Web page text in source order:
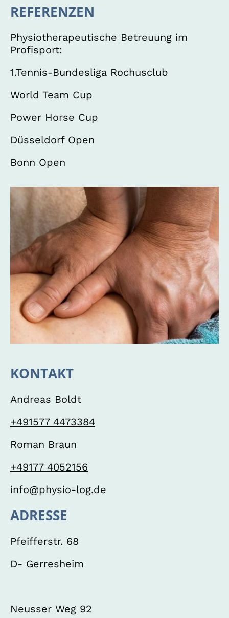
REFERENZEN
Physiotherapeutische Betreuung im
Profisport:
1.Tennis-Bundesliga Rochusclub
World Team Cup
Power Horse Cup
Düsseldorf Open
Bonn Open
KONTAKT
Andreas Boldt
+491577 4473384
Roman Braun
+49177 4052156
info@physio-log.de
ADRESSE
Pfeifferstr. 68
D- Gerresheim
Neusser Weg 92